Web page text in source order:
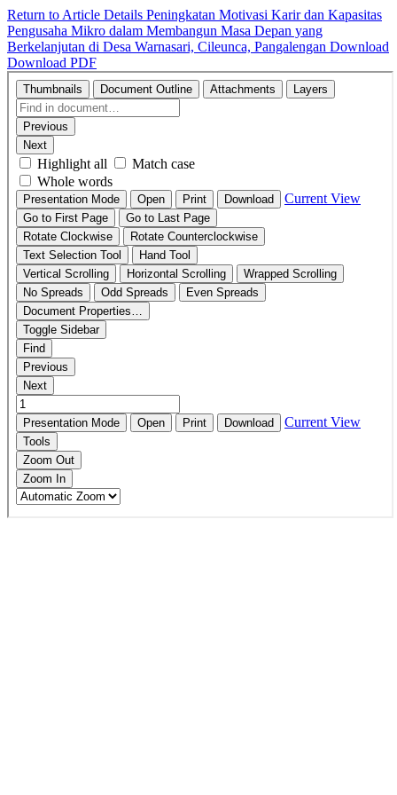
Return to Article Details Peningkatan Motivasi Karir dan Kapasitas
Pengusaha Mikro dalam Membangun Masa Depan yang
Berkelanjutan di Desa Warnasari, Cileunca, Pangalengan Download
Download PDF